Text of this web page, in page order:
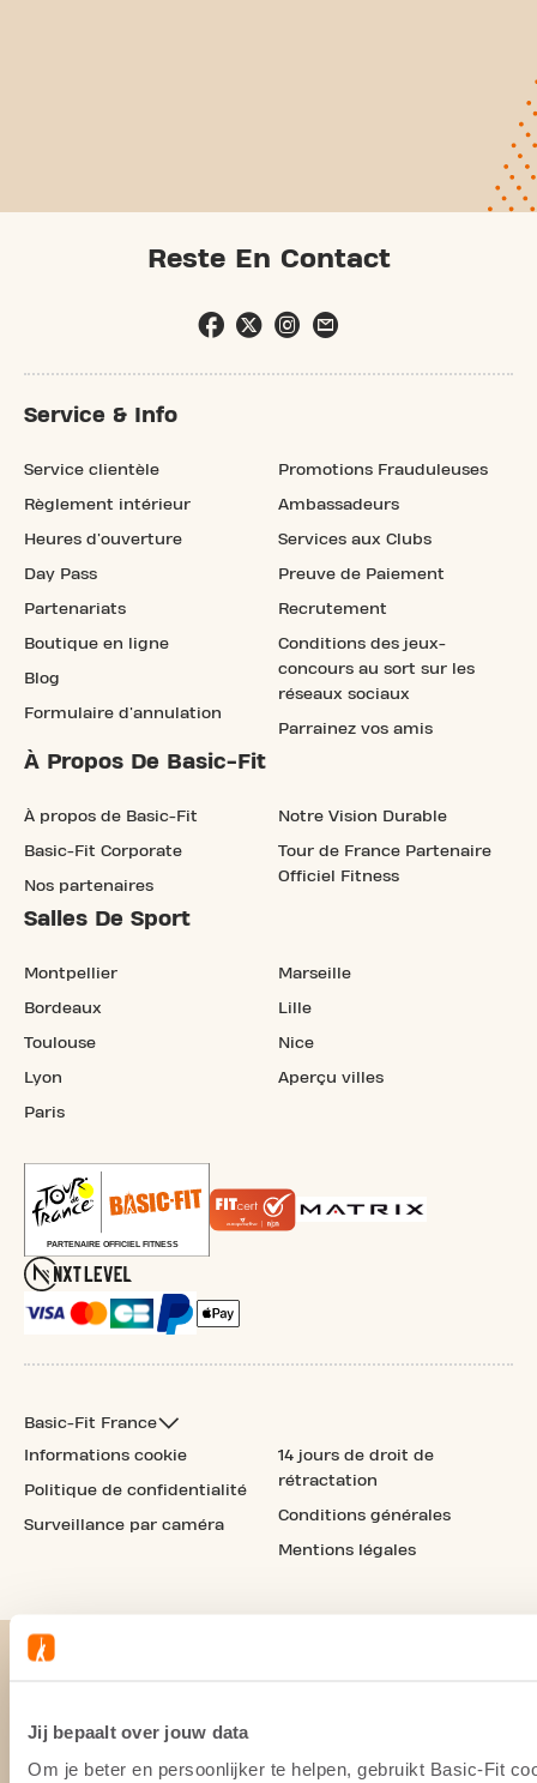
Jij bepaalt over jouw data
Om je beter en persoonlijker te helpen, gebruikt Basic-Fit
Reste En Contact
Service & Info
Service clientèle
Règlement intérieur
Heures d'ouverture
Day Pass
Partenariats
Boutique en ligne
Blog
Formulaire d'annulation
Promotions Frauduleuses
Ambassadeurs
Services aux Clubs
Preuve de Paiement
Recrutement
Conditions des jeux-
concours au sort sur les
réseaux sociaux
Parrainez vos amis
À Propos De Basic-Fit
À propos de Basic-Fit
Basic-Fit Corporate
Nos partenaires
Notre Vision Durable
Tour de France Partenaire
Officiel Fitness
Salles De Sport
Montpellier
Bordeaux
Toulouse
Lyon
Paris
Marseille
Lille
Nice
Aperçu villes
Basic-Fit France
Informations cookie
Politique de confidentialité
Surveillance par caméra
14 jours de droit de
rétractation
Conditions générales
Mentions légales